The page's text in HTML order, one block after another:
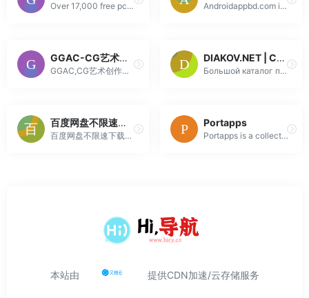
Over 17,000 free pc games as downloads (OCH and Usenet). Scene and P2P releases, retro classics and everything current. The paradise for gamers! Androidappbd.com is a Bangladesh largest android apps download website. Download android apk, mod, obb files, games, apps etc. from here.
GGAC-CG艺术创作分享平台-专业权威CG创作大赛-全球游戏动漫美术概念大赛
GGAC,CG艺术创作分享平台,汇聚国内外前沿游戏,动漫,影视IP开发者,设计师,致力于为CG领域从业者,爱好者提供学习,展示,交流,就业,交易,IP孵化等服务,打造以原创作品为核心的CG艺术创作生态体系。
DIAKOV.NET | Скачать программы бесплатно
Большой каталог программного обеспечения. Ежедневные обновления, всегда самые актуальные версии.
百度网盘不限速下载解析工具 – PanDownload
百度网盘不限速下载神器！PanDownload 提供免费在线解析工具，支持直链高速下载，无需会员，体验飞速下载。
Portapps
Portapps is a collection of portable applications for Windows
本站由 提供CDN加速/云存储服务